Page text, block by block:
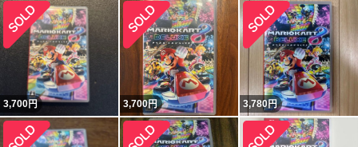
3,700円 3,700円 3,780円